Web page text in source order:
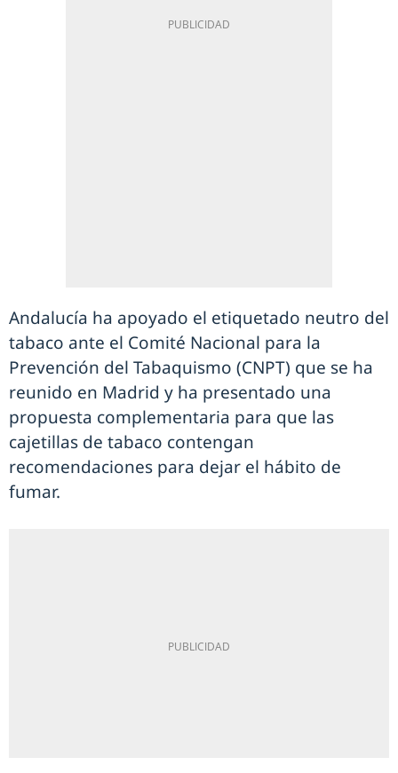
Andalucía ha apoyado el etiquetado neutro del
tabaco ante el Comité Nacional para la
Prevención del Tabaquismo (CNPT) que se ha
reunido en Madrid y ha presentado una
propuesta complementaria para que las
cajetillas de tabaco contengan
recomendaciones para dejar el hábito de
fumar.